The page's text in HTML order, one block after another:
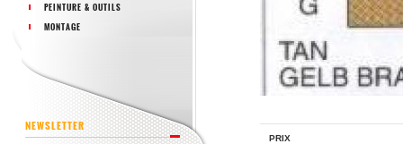
PEINTURE & OUTILS
MONTAGE
NEWSLETTER
PRIX